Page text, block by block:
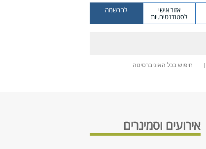
אזור אישי
לסטודנטים.יות
להרשמה
חיפוש בכל האוניברסיטה
אירועים וסמינרים